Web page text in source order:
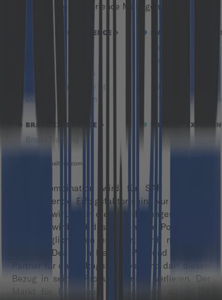
neue Form des Experience Management.
Quelle: www.qualtrics.com
Diese Kombination wird für SAP der alles
entscheidende Erfolgsfaktor sein. Nur wenn die
Plattform wirklich in die CRM-Lösungen von SAP
integriert wird und das bestehende Portfolio um
neue Möglichkeiten erweitert wird, macht der
Qualtrics-Deal Sinn. Denn SAP ist und bleibt der
Partner für das Alltagsbusiness und darf diesen
Bezug in seinen Produkten nicht verlieren. Der
Markt für Experience Management alleine ist